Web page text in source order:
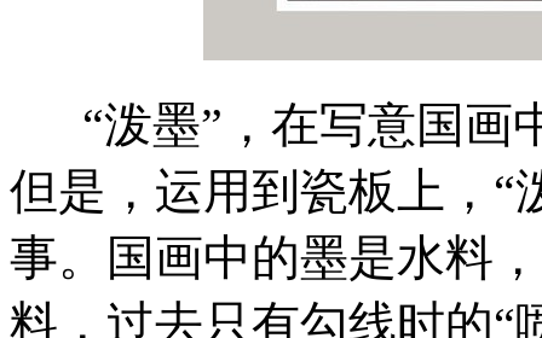
“泼墨”，在写意国画
但是，运用到瓷板上，“
事。国画中的墨是水料
料，过去只有勾线时的“